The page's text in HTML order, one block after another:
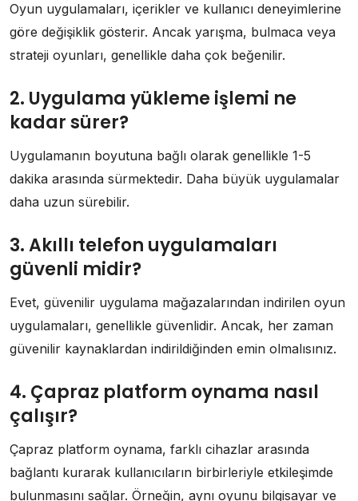
Oyun uygulamaları, içerikler ve kullanıcı deneyimlerine
göre değişiklik gösterir. Ancak yarışma, bulmaca veya
strateji oyunları, genellikle daha çok beğenilir.
2. Uygulama yükleme işlemi ne
kadar sürer?
Uygulamanın boyutuna bağlı olarak genellikle 1-5
dakika arasında sürmektedir. Daha büyük uygulamalar
daha uzun sürebilir.
3. Akıllı telefon uygulamaları
güvenli midir?
Evet, güvenilir uygulama mağazalarından indirilen oyun
uygulamaları, genellikle güvenlidir. Ancak, her zaman
güvenilir kaynaklardan indirildiğinden emin olmalısınız.
4. Çapraz platform oynama nasıl
çalışır?
Çapraz platform oynama, farklı cihazlar arasında
bağlantı kurarak kullanıcıların birbirleriyle etkileşimde
bulunmasını sağlar. Örneğin, aynı oyunu bilgisayar ve